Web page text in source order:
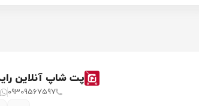
پت شاپ آنلاین
09309567597